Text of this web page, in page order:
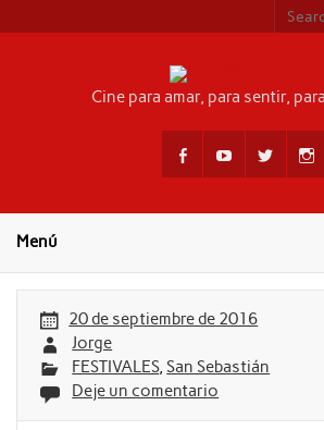
content
Cine para amar, para sentir,
Menú
20 de septiembre de 2016
Jorge
FESTIVALES,San Sebastián
Deje un comentario